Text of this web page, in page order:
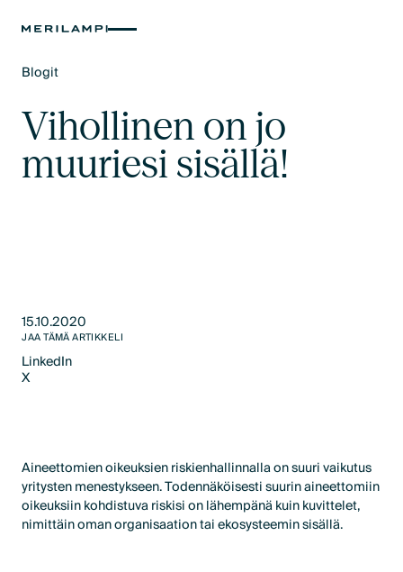
Blogit
Vihollinen on jo
muuriesi sisällä!
15.10.2020
JAA TÄMÄ ARTIKKELI
LinkedIn
LinkedIn
X
Aineettomien oikeuksien riskienhallinnalla on suuri vaikutus
yritysten menestykseen. Todennäköisesti suurin aineettomiin
oikeuksiin kohdistuva riskisi on lähempänä kuin kuvittelet,
nimittäin oman organisaation tai ekosysteemin sisällä.